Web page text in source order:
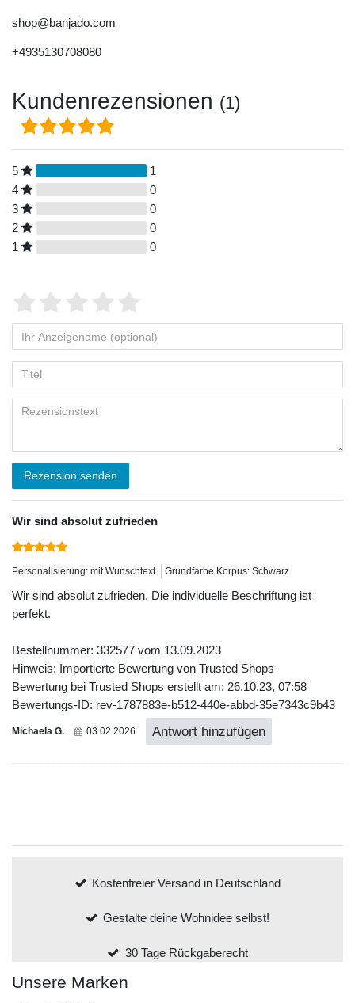
shop@banjado.com
+4935130708080
Kundenrezensionen (1)
5
1
4
0
3
0
2
0
1
0
Rezension senden
Wir sind absolut zufrieden
Personalisierung: mit Wunschtext Grundfarbe Korpus: Schwarz
Wir sind absolut zufrieden. Die individuelle Beschriftung ist
perfekt.
Bestellnummer: 332577 vom 13.09.2023
Hinweis: Importierte Bewertung von Trusted Shops
Bewertung bei Trusted Shops erstellt am: 26.10.23, 07:58
Bewertungs-ID: rev-1787883e-b512-440e-abbd-35e7343c9b43
Michaela G. 03.02.2026 Antwort hinzufügen
Kostenfreier Versand in Deutschland
Gestalte deine Wohnidee selbst!
30 Tage Rückgaberecht
Unsere Marken